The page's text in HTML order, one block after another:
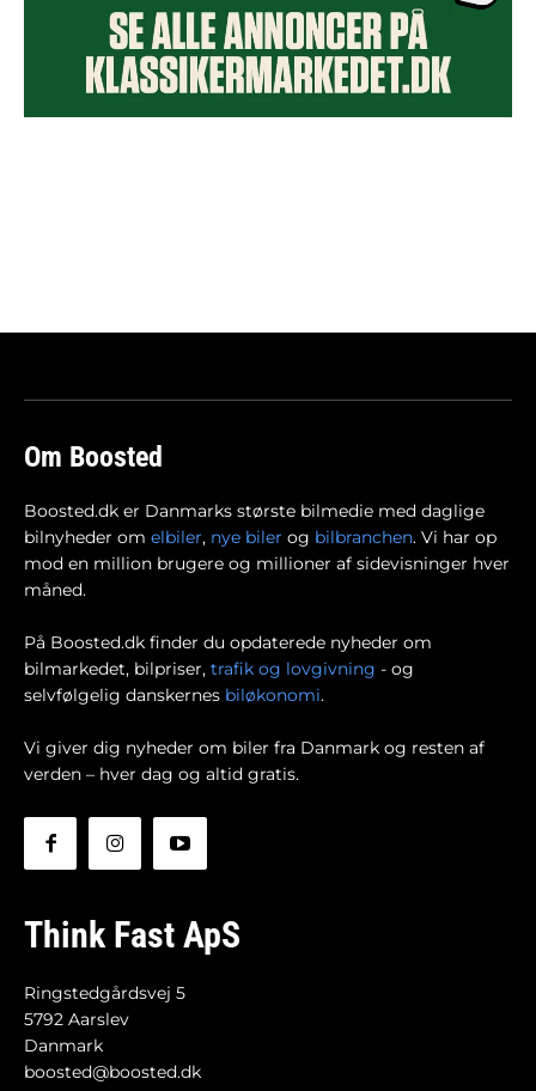
Om Boosted
Boosted.dk er Danmarks største bilmedie med daglige
bilnyheder om elbiler, nye biler og bilbranchen. Vi har op
mod en million brugere og millioner af sidevisninger hver
måned.
På Boosted.dk finder du opdaterede nyheder om
bilmarkedet, bilpriser, trafik og lovgivning - og
selvfølgelig danskernes biløkonomi.
Vi giver dig nyheder om biler fra Danmark og resten af
verden – hver dag og altid gratis.
Think Fast ApS
Ringstedgårdsvej 5
5792 Aarslev
Danmark
boosted@boosted.dk